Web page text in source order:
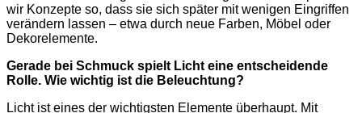
wir Konzepte so, dass sie sich später mit wenigen Eingriffen
verändern lassen – etwa durch neue Farben, Möbel oder
Dekorelemente.
Gerade bei Schmuck spielt Licht eine entscheidende
Rolle. Wie wichtig ist die Beleuchtung?
Licht ist eines der wichtigsten Elemente überhaupt. Mit